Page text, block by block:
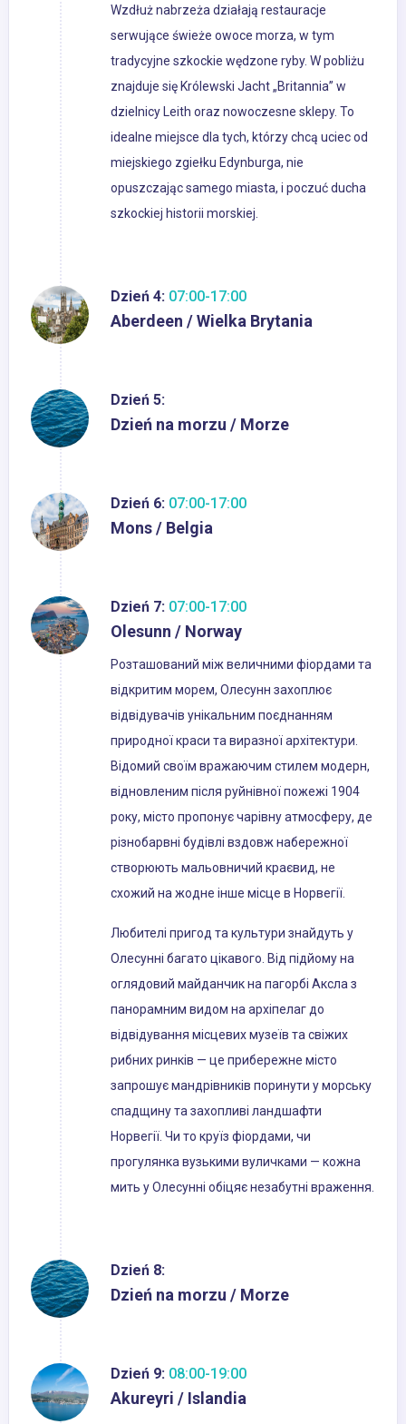
Wzdłuż nabrzeża działają restauracje
serwujące świeże owoce morza, w tym
tradycyjne szkockie wędzone ryby. W pobliżu
znajduje się Królewski Jacht „Britannia” w
dzielnicy Leith oraz nowoczesne sklepy. To
idealne miejsce dla tych, którzy chcą uciec od
miejskiego zgiełku Edynburga, nie
opuszczając samego miasta, i poczuć ducha
szkockiej historii morskiej.
Dzień 4: 07:00-17:00
Aberdeen / Wielka Brytania
Dzień 5:
Dzień na morzu / Morze
Dzień 6: 07:00-17:00
Mons / Belgia
Dzień 7: 07:00-17:00
Olesunn / Norway
Розташований між величними фіордами та
відкритим морем, Олесунн захоплює
відвідувачів унікальним поєднанням
природної краси та виразної архітектури.
Відомий своїм вражаючим стилем модерн,
відновленим після руйнівної пожежі 1904
року, місто пропонує чарівну атмосферу, де
різнобарвні будівлі вздовж набережної
створюють мальовничий краєвид, не
схожий на жодне інше місце в Норвегії.
Любителі пригод та культури знайдуть у
Олесунні багато цікавого. Від підйому на
оглядовий майданчик на пагорбі Аксла з
панорамним видом на архіпелаг до
відвідування місцевих музеїв та свіжих
рибних ринків — це прибережне місто
запрошує мандрівників поринути у морську
спадщину та захопливі ландшафти
Норвегії. Чи то круїз фіордами, чи
прогулянка вузькими вуличками — кожна
мить у Олесунні обіцяє незабутні враження.
Dzień 8:
Dzień na morzu / Morze
Dzień 9: 08:00-19:00
Akureyri / Islandia